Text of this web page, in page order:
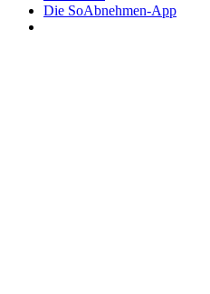
Die SoAbnehmen-App